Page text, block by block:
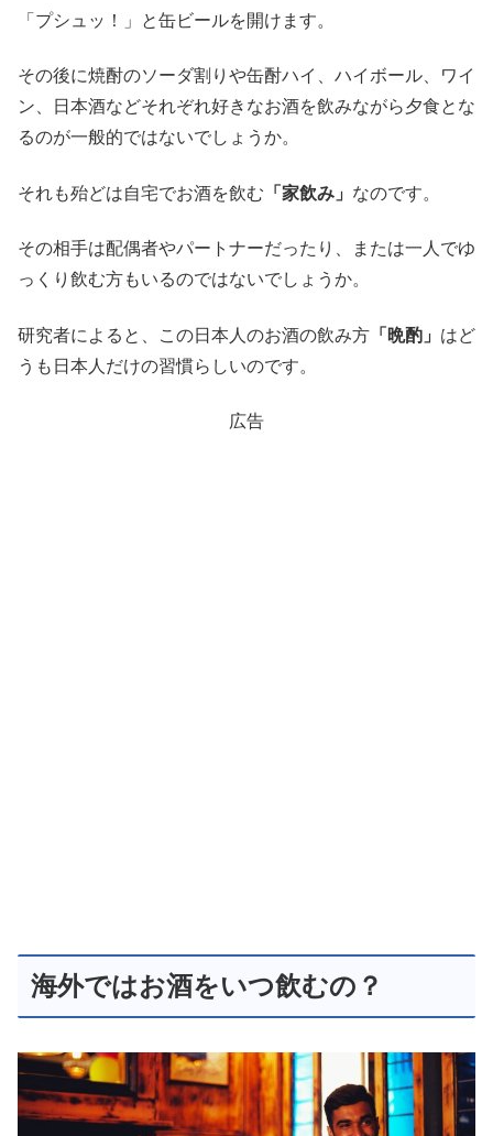
「プシュッ！」と缶ビールを開けます。
その後に焼酎のソーダ割りや缶酎ハイ、ハイボール、ワイ
ン、日本酒などそれぞれ好きなお酒を飲みながら夕食とな
るのが一般的ではないでしょうか。
それも殆どは自宅でお酒を飲む 「家飲み」 なのです。
その相手は配偶者やパートナーだったり、または一人でゆ
っくり飲む方もいるのではないでしょうか。
研究者によると、この日本人のお酒の飲み方 「晩酌」 はど
うも日本人だけの習慣らしいのです。
広告
海外ではお酒をいつ飲むの？